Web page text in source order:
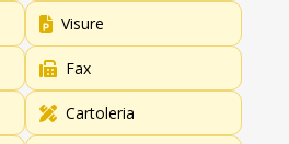
Visure
Fax
Cartoleria